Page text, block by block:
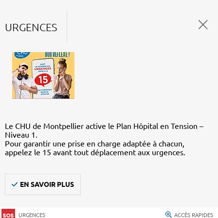
URGENCES
Le CHU de Montpellier active le Plan Hôpital en Tension –
Niveau 1.
Pour garantir une prise en charge adaptée à chacun,
appelez le 15 avant tout déplacement aux urgences.
EN SAVOIR PLUS
URGENCES ACCÈS RAPIDES